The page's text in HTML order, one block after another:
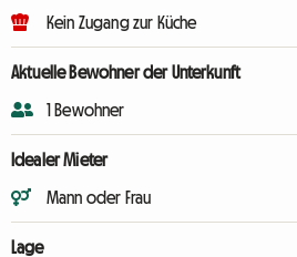
Kein Zugang zur Küche
Aktuelle Bewohner der Unterkunft
1 Bewohner
Idealer Mieter
Mann oder Frau
Lage